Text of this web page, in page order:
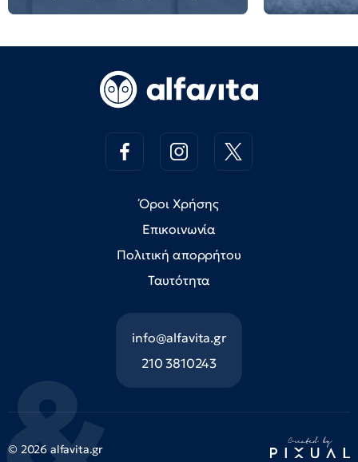
Όροι Χρήσης
Επικοινωνία
Πολιτική απορρήτου
Ταυτότητα
info@alfavita.gr
210 3810243
© 2026 alfavita.gr